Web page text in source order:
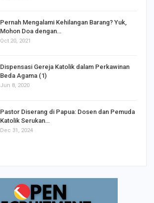
Pernah Mengalami Kehilangan Barang? Yuk,
Mohon Doa dengan…
Oct 20, 2021
Dispensasi Gereja Katolik dalam Perkawinan
Beda Agama (1)
Jun 8, 2020
Pastor Diserang di Papua: Dosen dan Pemuda
Katolik Serukan…
Dec 31, 2024